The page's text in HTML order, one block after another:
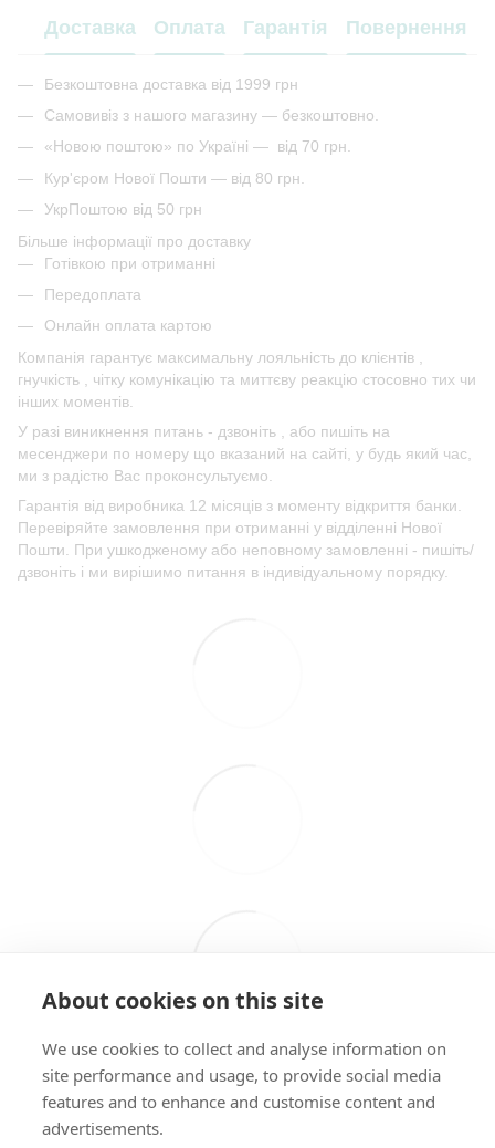
Доставка Оплата Гарантія Повернення
Безкоштовна доставка від 1999 грн
Самовивіз з нашого магазину — безкоштовно.
«Новою поштою» по Україні — від 70 грн.
Кур'єром Нової Пошти — від 80 грн.
УкрПоштою від 50 грн
Більше інформації про доставку
Готівкою при отриманні
Передоплата
Онлайн оплата картою
Компанія гарантує максимальну лояльність до клієнтів ,
гнучкість , чітку комунікацію та миттєву реакцію стосовно тих чи
інших моментів.
У разі виникнення питань - дзвоніть , або пишіть на
месенджери по номеру що вказаний на сайті, у будь який час,
ми з радістю Вас проконсультуємо.
Гарантія від виробника 12 місяців з моменту відкриття банки.
Перевіряйте замовлення при отриманні у відділенні Нової
Пошти. При ушкодженому або неповному замовленні - пишіть/
дзвоніть і ми вирішимо питання в індивідуальному порядку.
098 407 85 70
About cookies on this site
We use cookies to collect and analyse information on
site performance and usage, to provide social media
features and to enhance and customise content and
advertisements.